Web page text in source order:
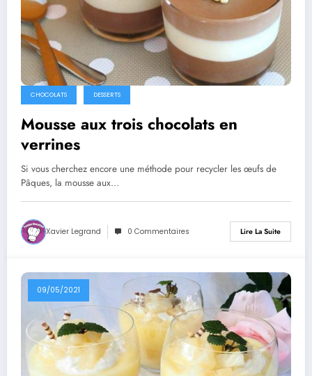
CHOCOLATS DESSERTS
Mousse aux trois chocolats en
verrines
Si vous cherchez encore une méthode pour recycler les œufs de
Pâques, la mousse aux…
Xavier Legrand 0 Commentaires Lire La Suite
09/05/2021